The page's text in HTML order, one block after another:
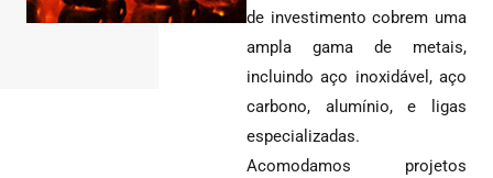
de investimento cobrem uma
ampla gama de metais,
incluindo aço inoxidável, aço
carbono, alumínio, e ligas
especializadas.
Acomodamos projetos